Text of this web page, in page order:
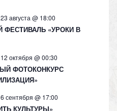
23 августа @ 18:00
ФЕСТИВАЛЬ «УРОКИ В
12 октября @ 00:30
ФОТОКОНКУРС
6 сентября @ 17:00
КУЛЬТУРЫ»